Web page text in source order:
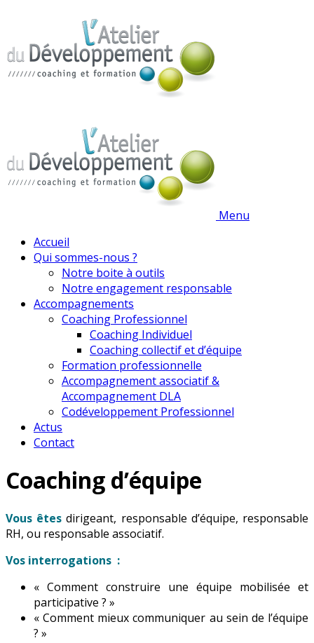
Menu
Accueil
Qui sommes-nous ?
Notre boite à outils
Notre engagement responsable
Accompagnements
Coaching Professionnel
Coaching Individuel
Coaching collectif et d’équipe
Formation professionnelle
Accompagnement associatif &
Accompagnement DLA
Codéveloppement Professionnel
Actus
Contact
Coaching d’équipe
Vous êtesdirigeant, responsable d’équipe, responsable
RH, ou responsable associatif.
Vos interrogations :
« Comment construire une équipe mobilisée et
participative ? »
« Comment mieux communiquer au sein de l’équipe
? »